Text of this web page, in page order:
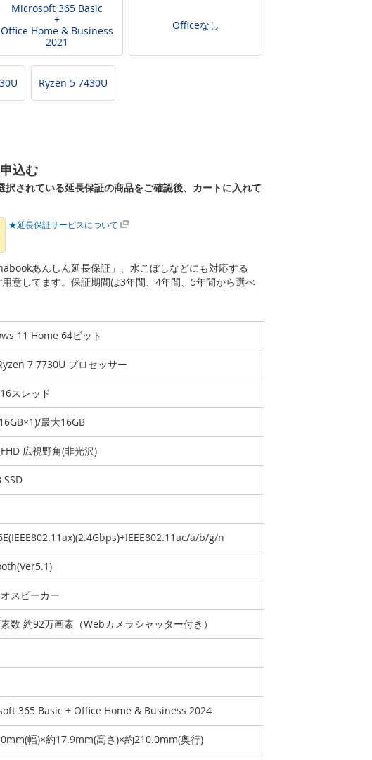
Microsoft 365 Basic
+
Office Home & Business
2021
Officeなし
Ryzen 5 7430U
込む
されている延長保証の商品をご確認後、カートに入れて
★延長保証サービスについて
あんしん延長保証」、水こぼしなどにも対応する
意してます。保証期間は3年間、4年間、5年間から選べ
11 Home 64ビット
7 7730U プロセッサー
スレッド
最大16GB
広視野角(非光沢)
SSD
a/b/g/n
スピーカー
数 約92万画素（Webカメラシャッター付き）
365 Basic + Office Home & Business 2024
幅)×約17.9mm(高さ)×約210.0mm(奥行)